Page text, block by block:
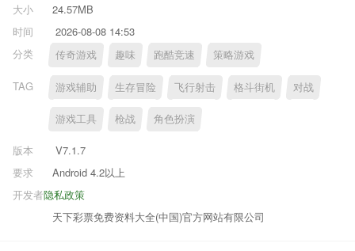
大小
24.57MB
时间
2026-08-08 14:53
分类
传奇游戏 趣味 跑酷竞速 策略游戏
TAG 游戏辅助 生存冒险 飞行射击 格斗街机 对战
游戏工具 枪战 角色扮演
版本
V7.1.7
要求
Android 4.2以上
隐私政策
开发者
天下彩票免费资料大全(中国)官方网站有限公司